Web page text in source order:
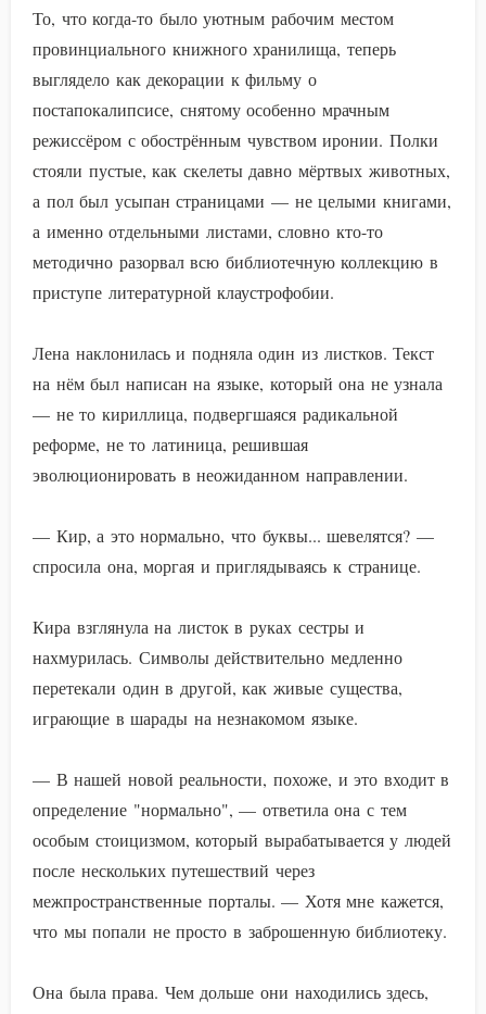
То, что когда-то было уютным рабочим местом
провинциального книжного хранилища, теперь
выглядело как декорации к фильму о
постапокалипсисе, снятому особенно мрачным
режиссёром с обострённым чувством иронии. Полки
стояли пустые, как скелеты давно мёртвых животных,
а пол был усыпан страницами — не целыми книгами,
а именно отдельными листами, словно кто-то
методично разорвал всю библиотечную коллекцию в
приступе литературной клаустрофобии.
Лена наклонилась и подняла один из листков. Текст
на нём был написан на языке, который она не узнала
— не то кириллица, подвергшаяся радикальной
реформе, не то латиница, решившая
эволюционировать в неожиданном направлении.
— Кир, а это нормально, что буквы... шевелятся? —
спросила она, моргая и приглядываясь к странице.
Кира взглянула на листок в руках сестры и
нахмурилась. Символы действительно медленно
перетекали один в другой, как живые существа,
играющие в шарады на незнакомом языке.
— В нашей новой реальности, похоже, и это входит в
определение "нормально", — ответила она с тем
особым стоицизмом, который вырабатывается у людей
после нескольких путешествий через
межпространственные порталы. — Хотя мне кажется,
что мы попали не просто в заброшенную библиотеку.
Она была права. Чем дольше они находились здесь,